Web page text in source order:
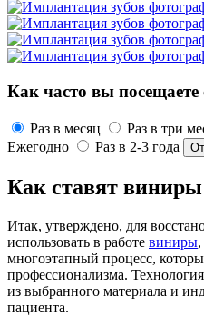
Как часто вы посещаете
Раз в месяц Раз в три
Ежегодно
Раз в 2-3 года
Как ставят
Итак, утверждено, для
использовать в работе виниры
многоэтапный процесс,
профессионализма.
из выбранного материала и
пациента.